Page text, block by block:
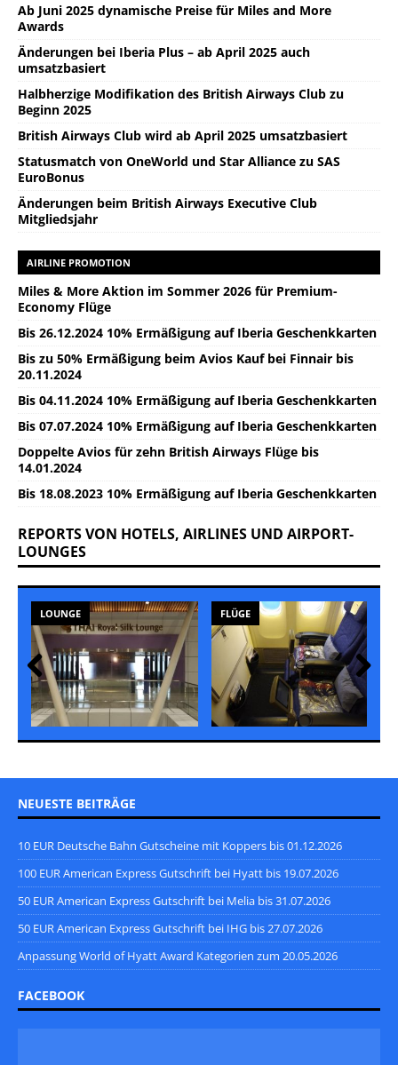
Ab Juni 2025 dynamische Preise für Miles and More
Awards
Änderungen bei Iberia Plus – ab April 2025 auch
umsatzbasiert
Halbherzige Modifikation des British Airways Club zu
Beginn 2025
British Airways Club wird ab April 2025 umsatzbasiert
Statusmatch von OneWorld und Star Alliance zu SAS
EuroBonus
Änderungen beim British Airways Executive Club
Mitgliedsjahr
AIRLINE PROMOTION
Miles & More Aktion im Sommer 2026 für Premium-
Economy Flüge
Bis 26.12.2024 10% Ermäßigung auf Iberia Geschenkkarten
Bis zu 50% Ermäßigung beim Avios Kauf bei Finnair bis
20.11.2024
Bis 04.11.2024 10% Ermäßigung auf Iberia Geschenkkarten
Bis 07.07.2024 10% Ermäßigung auf Iberia Geschenkkarten
Doppelte Avios für zehn British Airways Flüge bis
14.01.2024
Bis 18.08.2023 10% Ermäßigung auf Iberia Geschenkkarten
REPORTS VON HOTELS, AIRLINES UND AIRPORT-
LOUNGES
LOUNGE FLÜGE
Prev
ious
Nex
NEUESTE BEITRÄGE
10 EUR Deutsche Bahn Gutscheine mit Koppers bis 01.12.2026
100 EUR American Express Gutschrift bei Hyatt bis 19.07.2026
50 EUR American Express Gutschrift bei Melia bis 31.07.2026
50 EUR American Express Gutschrift bei IHG bis 27.07.2026
Anpassung World of Hyatt Award Kategorien zum 20.05.2026
FACEBOOK